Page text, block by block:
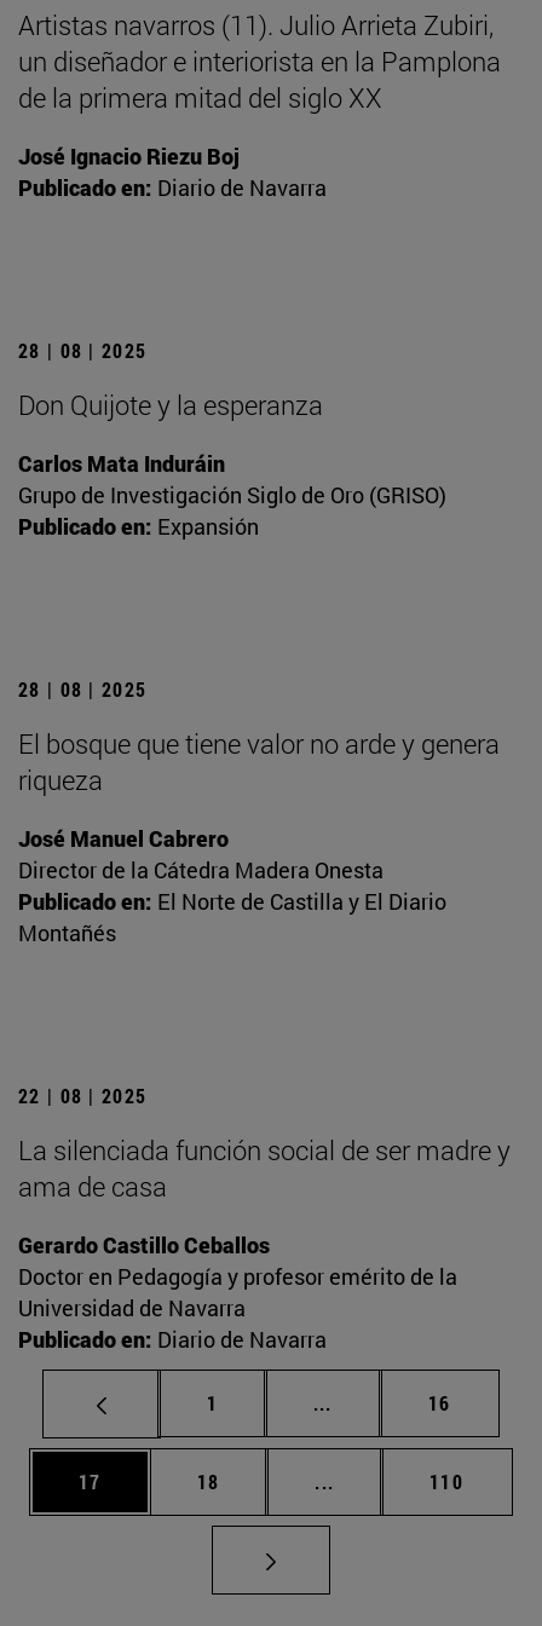
Artistas navarros (11). Julio Arrieta Zubiri,
un diseñador e interiorista en la Pamplona
de la primera mitad del siglo XX
José Ignacio Riezu Boj
Publicado en: Diario de Navarra
28 | 08 | 2025
Don Quijote y la esperanza
Carlos Mata Induráin
Grupo de Investigación Siglo de Oro (GRISO)
Publicado en: Expansión
28 | 08 | 2025
El bosque que tiene valor no arde y genera
riqueza
José Manuel Cabrero
Director de la Cátedra Madera Onesta
Publicado en: El Norte de Castilla y El Diario
Montañés
22 | 08 | 2025
La silenciada función social de ser madre y
ama de casa
Gerardo Castillo Ceballos
Doctor en Pedagogía y profesor emérito de la
Universidad de Navarra
Publicado en: Diario de Navarra
Página
1 ... Páginas intermedias
Página
16
Página
17 Página
18 ... Páginas intermedias
Página
110